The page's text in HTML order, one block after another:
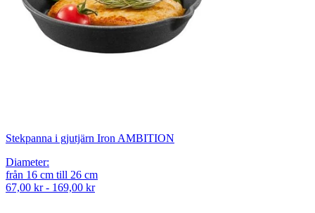
Stekpanna i gjutjärn Iron AMBITION
Diameter:
från 16 cm till 26 cm
67,00 kr - 169,00 kr